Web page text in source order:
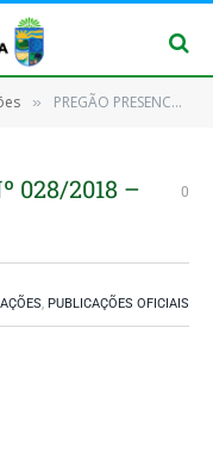
» PREGÃO PRESENCIAL Nº 028/2018 – SRP
028/2018 –
0
, PUBLICAÇÕES OFICIAIS